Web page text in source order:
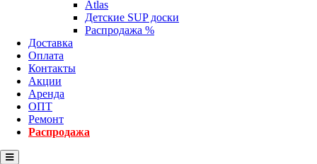
Atlas
Детские SUP доски
Распродажа %
Доставка
Оплата
Контакты
Акции
Аренда
ОПТ
Ремонт
Распродажа